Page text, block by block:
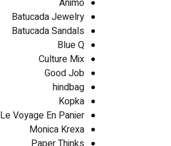
Animo
Batucada Jewelry
Batucada Sandals
Blue Q
Culture Mix
Good Job
hindbag
Kopka
Le Voyage En Panier
Monica Krexa